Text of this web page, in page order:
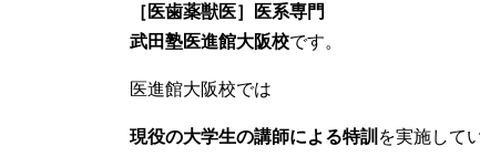
［医歯薬獣医］医系専門
武田塾医進館大阪校です。
医進館大阪校では
現役の大学生の講師による特訓 を実施して